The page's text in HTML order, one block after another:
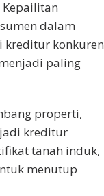
dalam
kreditur konkuren
paling
properti,
kreditur
tanah induk,
menutup